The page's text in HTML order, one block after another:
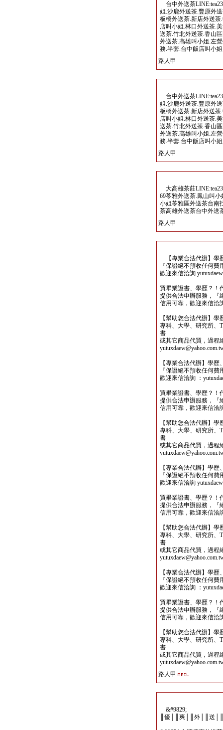
台中外送茶
姐.沙鹿外送茶.豐原外
板橋外送茶.新店外送
店叫小姐.林口外送茶.
送茶.竹北外送茶.香山
外送茶.高雄叫小姐.左
務.半套.台中飯店叫小姐
路人甲
台中外送茶
姐.沙鹿外送茶.豐原外
板橋外送茶.新店外送
店叫小姐.林口外送茶.
送茶.竹北外送茶.香山
外送茶.高雄叫小姐.左
務.半套.台中飯店叫小姐
路人甲
大高雄茶莊
69苓雅外送茶.鳳山叫
小姐苓雅區外送茶台南
茶高雄外送茶台中外送
路人甲
【專業合法代辦】學
『保證絕不預收任何
歡迎來信洽詢
買畢業證書、學歷？！
提供合法申辦服務，『
信用可靠，歡迎來信洽
【幫助您合法代辦】
專科、大學、研究所、
書
或其它商品代買，過程
【專業合法代辦】學
『保證絕不預收任何
歡迎來信洽詢 ：
買畢業證書、學歷？！
提供合法申辦服務，『
信用可靠，歡迎來信洽
【幫助您合法代辦】
專科、大學、研究所、
書
或其它商品代買，過程
【專業合法代辦】學
『保證絕不預收任何
歡迎來信洽詢
買畢業證書、學歷？！
提供合法申辦服務，『
信用可靠，歡迎來信洽
【幫助您合法代辦】
專科、大學、研究所、
書
或其它商品代買，過程
【專業合法代辦】學
『保證絕不預收任何
歡迎來信洽詢 ：
買畢業證書、學歷？！
提供合法申辦服務，『
信用可靠，歡迎來信洽
【幫助您合法代辦】
專科、大學、研究所、
書
或其它商品代買，過程
路人甲
&#9829;
║優│║爽│║外│║送